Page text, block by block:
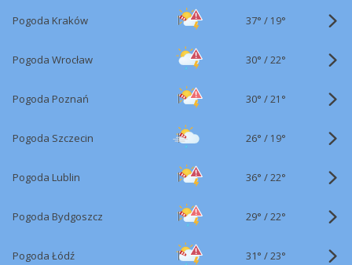
Pogoda Kraków 37° / 19°
Pogoda Wrocław 30° /22°
Pogoda Poznań 30° /21°
Pogoda Szczecin 26° / 19°
Pogoda Lublin 36° /22°
Pogoda Bydgoszcz 29° /22°
Pogoda Łódź 31° /23°